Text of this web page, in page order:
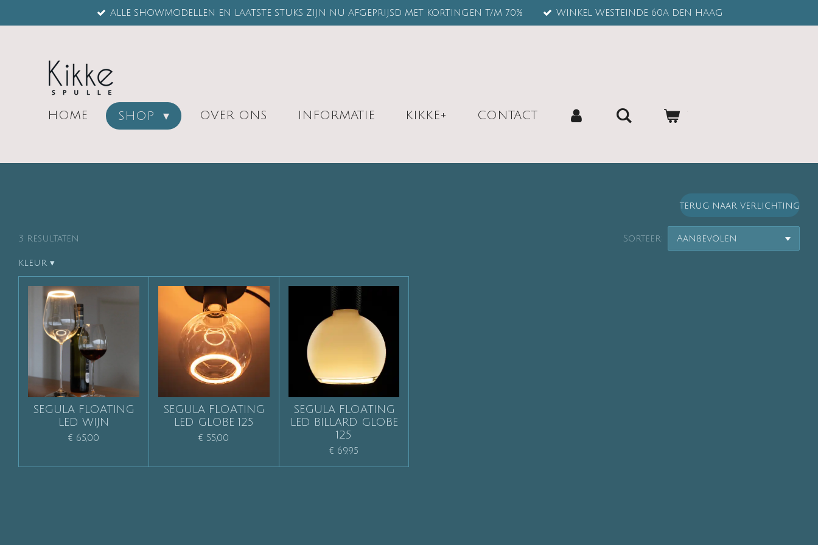
hoofdinhoud
ALLE SHOWMODELLEN EN LAATSTE STUKS ZIJN NU AFGEPRIJSD MET KORTINGEN T/M 70% WINKEL WESTEINDE 60A DEN HAAG
HOME SHOP OVER ONS INFORMATIE KIKKE+ CONTACT
terug naar verlichting
3 resultaten Sorteer:
kleur ▾
SEGULA FLOATING
LED WIJN
€ 65,00
SEGULA FLOATING
LED GLOBE 125
€ 55,00
SEGULA FLOATING
LED BILLARD GLOBE
125
€ 69,95